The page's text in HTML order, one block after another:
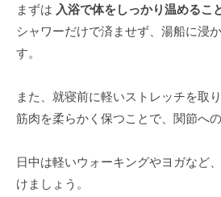
まずは 入浴で体をしっかり温めるこ
シャワーだけで済ませず、湯船に浸
す。
また、就寝前に軽いストレッチを取
筋肉を柔らかく保つことで、関節へ
日中は軽いウォーキングやヨガなど
けましょう。